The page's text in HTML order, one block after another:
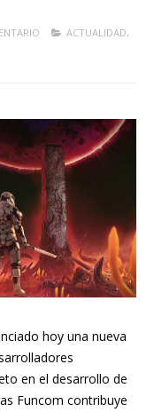
ACTUALIDAD,
hoy una nueva
en el desarrollo de
Funcom contribuye